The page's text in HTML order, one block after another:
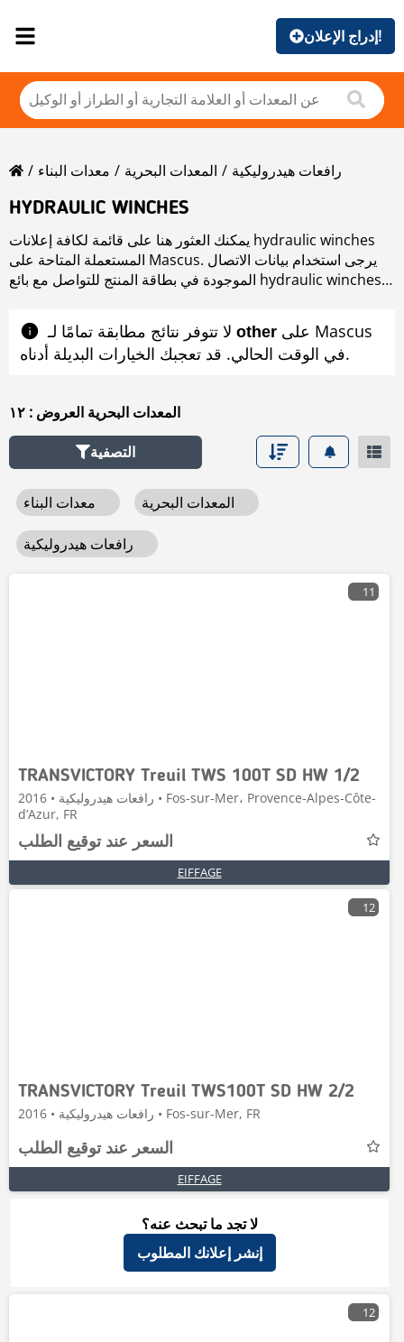
إدراج الإعلان!
معدات البناء المعدات البحرية
رافعات هيدروليكية
HYDRAULIC WINCHES
يمكنك العثور هنا على قائمة لكافة إعلانات hydraulic winches
المستعملة المتاحة على Mascus. يرجى استخدام بيانات الاتصال
الموجودة في بطاقة المنتج للتواصل مع بائع hydraulic winches
المستعملة من البلدان المجاورة
other على Mascus
في الوقت الحالي. قد تعجبك الخيارات البديلة أدناه.
المعدات البحرية العروض : ١٢
التصفية
11
TRANSVICTORY Treuil TWS 100T SD HW 1/2
رافعات هيدروليكية • 2016 • Fos-sur-Mer، Provence-Alpes-Côte-
d’Azur, FR
السعر عند توقيع الطلب
EIFFAGE
12
TRANSVICTORY Treuil TWS100T SD HW 2/2
رافعات هيدروليكية • 2016 • Fos-sur-Mer, FR
السعر عند توقيع الطلب
EIFFAGE
لا تجد ما تبحث عنه؟
إنشر إعلانك المطلوب
12